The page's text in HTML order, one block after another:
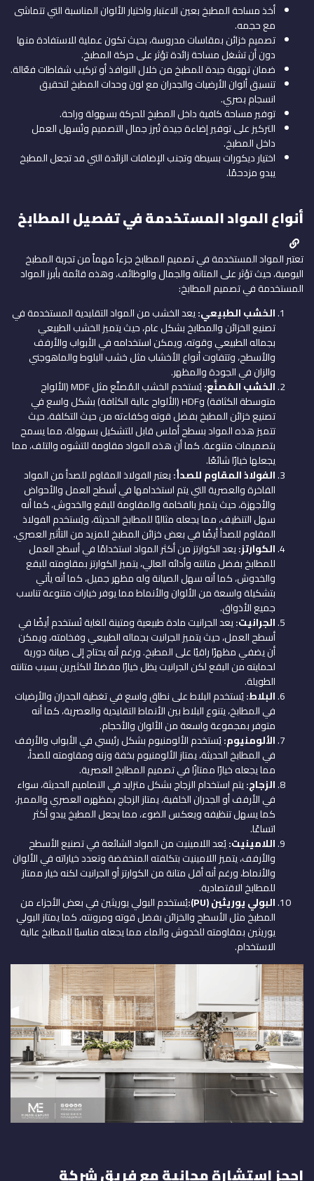
أخذ مساحة المطبخ بعين الاعتبار واختيار الألوان المناسبة التي تتماشى
مع حجمه.
تصميم خزائن بمقاسات مدروسة، بحيث تكون عملية للاستفادة منها
دون أن تشغل مساحة زائدة تؤثر على حركة المطبخ.
ضمان تهوية جيدة للمطبخ من خلال النوافذ أو تركيب شفاطات فعّالة.
تنسيق ألوان الأرضيات والجدران مع لون وحدات المطبخ لتحقيق
انسجام بصري.
توفير مساحة كافية داخل المطبخ للحركة بسهولة وراحة.
التركيز على توفير إضاءة جيدة تُبرز جمال التصميم وتُسهل العمل
داخل المطبخ.
اختيار ديكورات بسيطة وتجنب الإضافات الزائدة التي قد تجعل المطبخ
يبدو مزدحمًا.
أنواع المواد المستخدمة في تفصيل المطابخ
تعتبر المواد المستخدمة في تصميم المطابخ جزءاً مهماً من تجربة المطبخ
اليومية، حيث تؤثر على المتانة والجمال والوظائف، وهذه قائمة بأبرز المواد
المستخدمة في تصميم المطابخ:
الخشب الطبيعي:يعد الخشب من المواد التقليدية المستخدمة في
تصنيع الخزائن والمطابخ بشكل عام، حيث يتميز الخشب الطبيعي
بجماله الطبيعي وقوته، ويمكن استخدامه في الأبواب والأرفف
والأسطح، وتتفاوت أنواع الأخشاب مثل خشب البلوط والماهوجني
والزان في الجودة والمظهر.
الخشب المُصنَّع:
يُستخدم الخشب المُصنَّع مثل MDF (الألواح
متوسطة الكثافة) وHDF (الألواح عالية الكثافة) بشكل واسع في
تصنيع خزائن المطبخ بفضل قوته وكفاءته من حيث التكلفة، حيث
تتميز هذه المواد بسطح أملس قابل للتشكيل بسهولة، مما يسمح
بتصميمات متنوعة. كما أن هذه المواد مقاومة للتشوه والتلف، مما
يجعلها خيارًا شائعًا.
الفولاذ المقاوم للصدأ:يعتبر الفولاذ المقاوم للصدأ من المواد
الفاخرة والعصرية التي يتم استخدامها في أسطح العمل والأحواض
والأجهزة، حيث يتميز بالفخامة والمقاومة للبقع والخدوش، كما أنه
سهل التنظيف، مما يجعله مثاليًا للمطابخ الحديثة، ويُستخدم الفولاذ
المقاوم للصدأ أيضًا في بعض خزائن المطبخ للمزيد من التأثير العصري.
الكوارتز:يعد الكوارتز من أكثر المواد استخدامًا في أسطح العمل
للمطابخ بفضل متانته وأدائه العالي، يتميز الكوارتز بمقاومته للبقع
والخدوش، كما أنه سهل الصيانة وله مظهر جميل، كما أنه يأتي
بتشكيلة واسعة من الألوان والأنماط مما يوفر خيارات متنوعة تناسب
جميع الأذواق.
الجرانيت:يعد الجرانيت مادة طبيعية ومتينة للغاية تُستخدم أيضًا في
أسطح العمل، حيث يتميز الجرانيت بجماله الطبيعي وفخامته، ويمكن
أن يضفي مظهرًا راقيًا على المطبخ. ورغم أنه يحتاج إلى صيانة دورية
لحمايته من البقع لكن الجرانيت يظل خيارًا مفضلاً للكثيرين بسبب متانته
الطويلة.
البلاط:يُستخدم البلاط على نطاق واسع في تغطية الجدران والأرضيات
في المطابخ، يتنوع البلاط بين الأنماط التقليدية والعصرية، كما أنه
متوفر بمجموعة واسعة من الألوان والأحجام.
الألومنيوم:يُستخدم الألومنيوم بشكل رئيسي في الأبواب والأرفف
في المطابخ الحديثة، يمتاز الألومنيوم بخفة وزنه ومقاومته للصدأ،
مما يجعله خيارًا ممتازًا في تصميم المطابخ العصرية.
الزجاج:يتم استخدام الزجاج بشكل متزايد في التصاميم الحديثة، سواء
في الأرفف أو الجدران الخلفية، يمتاز الزجاج بمظهره العصري والمميز،
كما يسهل تنظيفه ويعكس الضوء، مما يجعل المطبخ يبدو أكثر
اتساعًا.
اللامينيت:يُعد اللامينيت من المواد الشائعة في تصنيع الأسطح
والأرفف، يتميز اللامينيت بتكلفته المنخفضة وتعدد خياراته في الألوان
والأنماط، ورغم أنه أقل متانة من الكوارتز أو الجرانيت لكنه خيار ممتاز
للمطابخ الاقتصادية.
البولي يوريثين(PU):
يُستخدم البولي يوريثين في بعض الأجزاء من
المطبخ مثل الأسطح والخزائن بفضل قوته ومرونته، كما يمتاز البولي
يوريثين بمقاومته للخدوش والماء مما يجعله مناسبًا للمطابخ عالية
الاستخدام.
احجز استشارة مجانية مع فريق شركة